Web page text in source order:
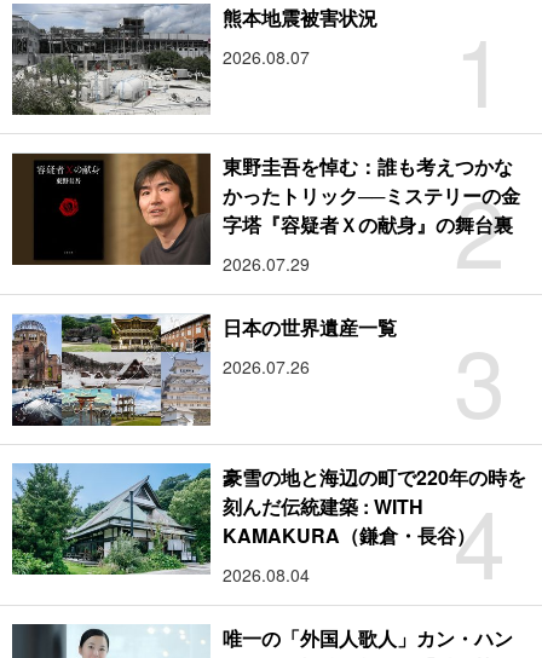
1
熊本地震被害状況
2026.08.07
2
東野圭吾を悼む：誰も考えつかな
かったトリック──ミステリーの金
字塔『容疑者Ｘの献身』の舞台裏
2026.07.29
3
日本の世界遺産一覧
2026.07.26
4
豪雪の地と海辺の町で220年の時を
刻んだ伝統建築 : WITH
KAMAKURA（鎌倉・長谷）
2026.08.04
唯一の「外国人歌人」カン・ハン